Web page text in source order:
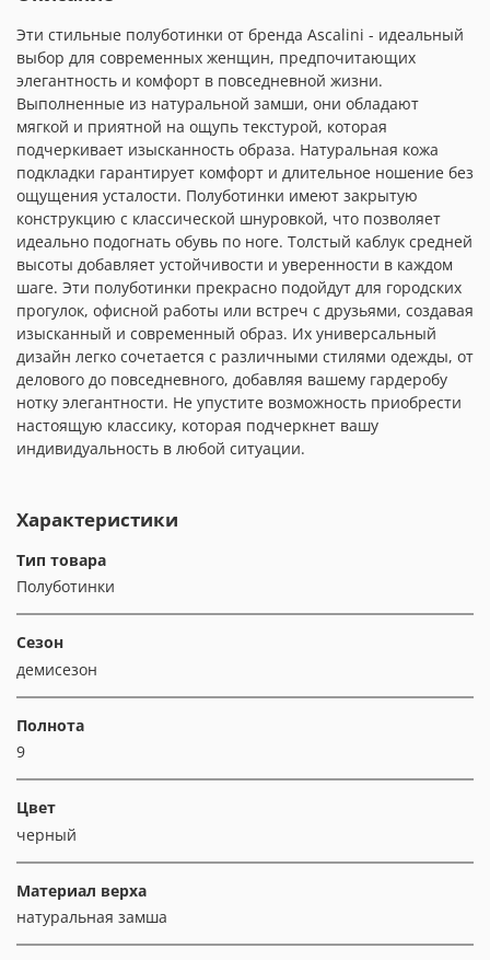
Эти стильные полуботинки от бренда Ascalini - идеальный
выбор для современных женщин, предпочитающих
элегантность и комфорт в повседневной жизни.
Выполненные из натуральной замши, они обладают
мягкой и приятной на ощупь текстурой, которая
подчеркивает изысканность образа. Натуральная кожа
подкладки гарантирует комфорт и длительное ношение без
ощущения усталости. Полуботинки имеют закрытую
конструкцию с классической шнуровкой, что позволяет
идеально подогнать обувь по ноге. Толстый каблук средней
высоты добавляет устойчивости и уверенности в каждом
шаге. Эти полуботинки прекрасно подойдут для городских
прогулок, офисной работы или встреч с друзьями, создавая
изысканный и современный образ. Их универсальный
дизайн легко сочетается с различными стилями одежды, от
делового до повседневного, добавляя вашему гардеробу
нотку элегантности. Не упустите возможность приобрести
настоящую классику, которая подчеркнет вашу
индивидуальность в любой ситуации.
Характеристики
Тип товара
Полуботинки
Сезон
демисезон
Полнота
9
Цвет
черный
Материал верха
натуральная замша